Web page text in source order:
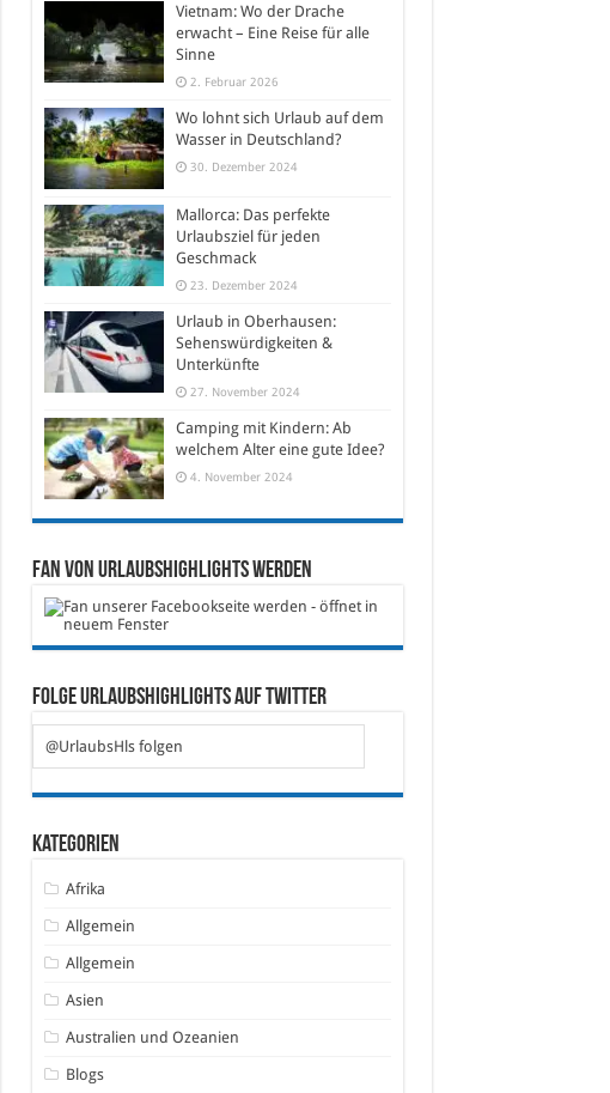
Vietnam: Wo der Drache
erwacht – Eine Reise für alle
Sinne
2. Februar 2026
Wo lohnt sich Urlaub auf dem
Wasser in Deutschland?
30. Dezember 2024
Mallorca: Das perfekte
Urlaubsziel für jeden
Geschmack
23. Dezember 2024
Urlaub in Oberhausen:
Sehenswürdigkeiten &
Unterkünfte
27. November 2024
Camping mit Kindern: Ab
welchem Alter eine gute Idee?
4. November 2024
Fan von Urlaubshighlights werden
Folge Urlaubshighlights auf Twitter
@UrlaubsHls folgen
Kategorien
Afrika
Allgemein
Allgemein
Asien
Australien und Ozeanien
Blogs